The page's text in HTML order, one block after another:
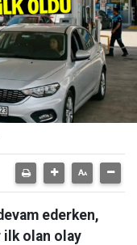
ederken,
ilk olan olay